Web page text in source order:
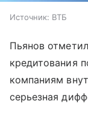
Источник: ВТБ
Пьянов
кредитования
компаниям
серьезная